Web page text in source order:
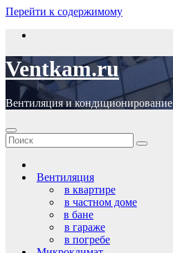
Перейти к содержимому
Ventkam.ru
Вентиляция и кондиционирование
Вентиляция
в квартире
в частном доме
в бане
в гараже
в погребе